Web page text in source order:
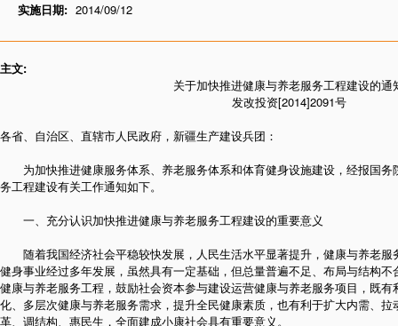
实施日期: 2014/09/12
主文:
关于加快推进健康与养老服务工程建设的通
发改投资[2014]2091号
各省、自治区、直辖市人民政府，新疆生产建设兵团：
为加快推进健康服务体系、养老服务体系和体育健身设施建设，经报国务
务工程建设有关工作通知如下。
一、充分认识加快推进健康与养老服务工程建设的重要意义
随着我国经济社会平稳较快发展，人民生活水平显著提升，健康与养老服
健身事业经过多年发展，虽然具有一定基础，但总量普遍不足、布局与结构
健康与养老服务工程，鼓励社会资本参与建设运营健康与养老服务项目，既
化、多层次健康与养老服务需求，提升全民健康素质，也有利于扩大内需、
革、调结构、惠民生，全面建成小康社会具有重要意义。